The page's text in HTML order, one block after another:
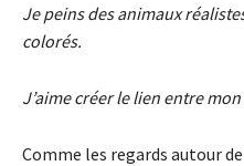
Je peins des animaux
colorés.
J’aime créer le lien entre
Comme les regards autour